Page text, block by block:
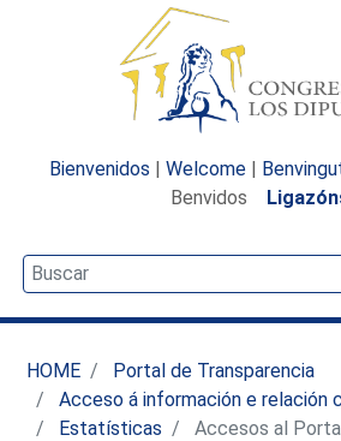
Bienvenidos | Welcome |
Benvidos
HOME
Portal de Transparencia
Acceso á información e relación
Estatísticas
Accesos al